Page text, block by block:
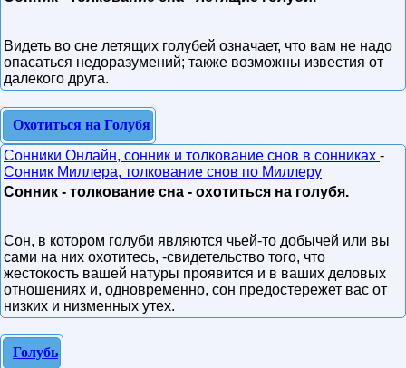
Видеть во сне летящих голубей означает, что вам не надо
опасаться недоразумений; также возможны известия от
далекого друга.
Охотиться на Голубя
Сонники Онлайн, сонник и толкование снов в сонниках -
Сонник Миллера, толкование снов по Миллеру
Сонник - толкование сна - охотиться на голубя.
Сон, в котором голуби являются чьей-то добычей или вы
сами на них охотитесь, -свидетельство того, что
жестокость вашей натуры проявится и в ваших деловых
отношениях и, одновременно, сон предостережет вас от
низких и низменных утех.
Голубь